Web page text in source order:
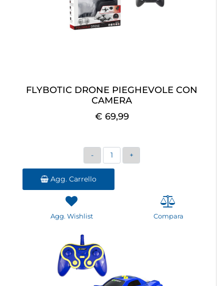
FLYBOTIC DRONE PIEGHEVOLE CON
CAMERA
€ 69,99
Quantità
Agg. Carrello
Agg. Wishlist Compara